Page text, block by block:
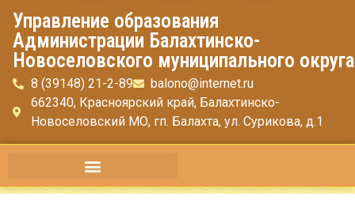
Управление образования
Администрации Балахтинско-
Новоселовского муниципального округа
8 (39148) 21-2-89
balono@internet.ru
662340, Красноярский край, Балахтинско-
Новоселовский МО, гп. Балахта, ул. Сурикова, д.1